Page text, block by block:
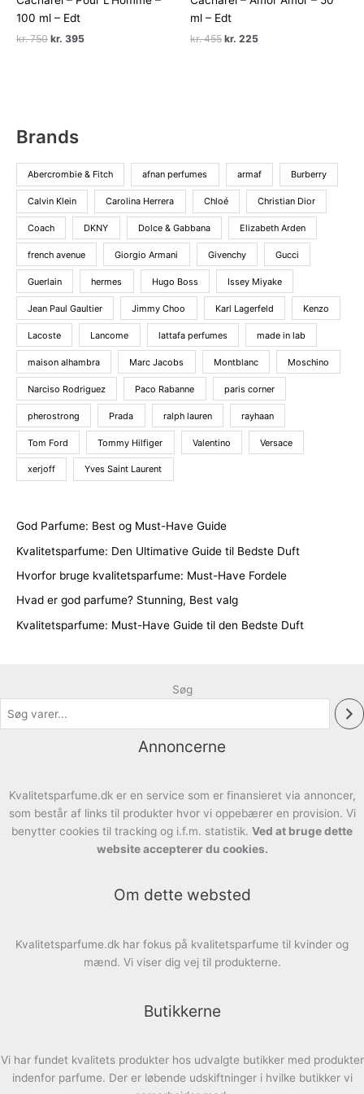
100 ml – Edt
kr.750 Den
kr. 395Den
ml – Edt
kr.455 Den
kr. 225Den
Brands
Abercrombie & Fitch afnan perfumes armaf Burberry
Calvin Klein Carolina Herrera Chloé Christian Dior
Coach DKNY Dolce & Gabbana Elizabeth Arden
french avenue Giorgio Armani Givenchy Gucci
Guerlain hermes Hugo Boss Issey Miyake
Jean Paul Gaultier Jimmy Choo Karl Lagerfeld Kenzo
Lacoste Lancome lattafa perfumes made in lab
maison alhambra Marc Jacobs Montblanc Moschino
Narciso Rodriguez Paco Rabanne paris corner
pherostrong Prada ralph lauren rayhaan
Tom Ford Tommy Hilfiger Valentino Versace
xerjoff Yves Saint Laurent
God Parfume: Best og Must-Have Guide
Kvalitetsparfume: Den Ultimative Guide til Bedste Duft
Hvorfor bruge kvalitetsparfume: Must-Have Fordele
Hvad er god parfume? Stunning, Best valg
Kvalitetsparfume: Must-Have Guide til den Bedste Duft
Søg
Annoncerne
Kvalitetsparfume.dk er en service som er finansieret via annoncer,
som består af links til produkter hvor vi oppebærer en provision. Vi
benytter cookies til tracking og i.f.m. statistik. Ved at bruge dette
website accepterer du cookies.
Om dette websted
Kvalitetsparfume.dk har fokus på kvalitetsparfume til kvinder og
mænd. Vi viser dig vej til produkterne.
Butikkerne
Vi har fundet kvalitets produkter hos udvalgte butikker med produkter
indenfor parfume. Der er løbende udskiftninger i hvilke butikker vi